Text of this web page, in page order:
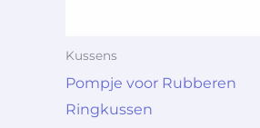
Kussens
Pompje voor Rubberen
Ringkussen